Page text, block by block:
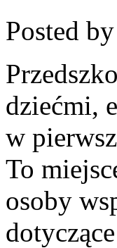
Posted
dziećmi,
w
To
osoby